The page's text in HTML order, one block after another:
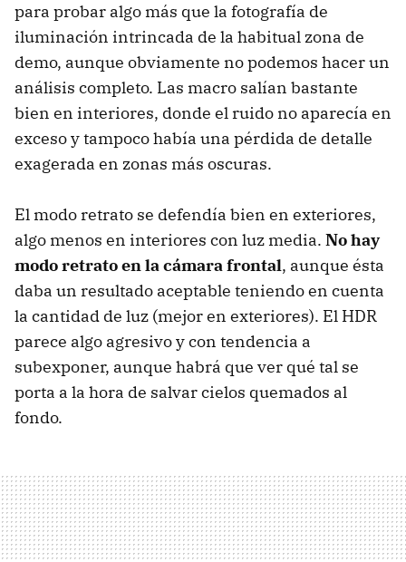
para probar algo más que la fotografía de
iluminación intrincada de la habitual zona de
demo, aunque obviamente no podemos hacer un
análisis completo. Las macro salían bastante
bien en interiores, donde el ruido no aparecía en
exceso y tampoco había una pérdida de detalle
exagerada en zonas más oscuras.
El modo retrato se defendía bien en exteriores,
algo menos en interiores con luz media. No hay
modo retrato en la cámara frontal, aunque ésta
daba un resultado aceptable teniendo en cuenta
la cantidad de luz (mejor en exteriores). El HDR
parece algo agresivo y con tendencia a
subexponer, aunque habrá que ver qué tal se
porta a la hora de salvar cielos quemados al
fondo.